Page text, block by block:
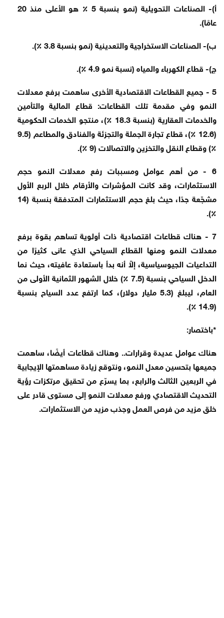
أ)- الصناعات التحويلية (نمو بنسبة 5 ٪ هو الأعلى منذ 20
عامًا).
ب)- الصناعات الاستخراجية والتعدينية (نمو بنسبة 3.8 ٪).
ج)- قطاع الكهرباء والمياه (نسبة نمو 4.9 ٪).
5 - جميع القطاعات الاقتصادية الأخرى ساهمت برفع معدلات
النمو وفي مقدمة تلك القطاعات: قطاع المالية والتأمين
والخدمات العقارية (بنسبة 18.3 ٪)، منتجو الخدمات الحكومية
(12.6 ٪)، قطاع تجارة الجملة والتجزئة والفنادق والمطاعم (9.5
٪) وقطاع النقل والتخزين والاتصالات (9 ٪).
6 - من أهم عوامل ومسببات رفع معدلات النمو حجم
الاستثمارات، وقد كانت المؤشرات والأرقام خلال الربع الأول
مشجّعة جدًا، حيث بلغ حجم الاستثمارات المتدفقة بنسبة (14
٪).
7 - هناك قطاعات اقتصادية ذات أولوية تساهم بقوة برفع
معدلات النمو ومنها القطاع السياحي الذي عانى كثيرًا من
التداعيات الجيوسياسية، إلاّ أنه بدأ باستعادة عافيته، حيث نما
الدخل السياحي بنسبة (7.5 ٪) خلال الشهور الثمانية الأولى من
العام، ليبلغ (5.3 مليار دولار)، كما ارتفع عدد السياح بنسبة
(14.9 ٪).
*باختصار:
هناك عوامل عديدة وقرارات.. وهناك قطاعات أيضًا، ساهمت
جميعها بتحسين معدل النمو، ونتوقع زيادة مساهمتها الإيجابية
في الربعين الثالث والرابع، بما يسرّع من تحقيق مرتكزات رؤية
التحديث الاقتصادي ورفع معدلات النمو إلى مستوى قادر على
خلق مزيد من فرص العمل وجذب مزيد من الاستثمارات.